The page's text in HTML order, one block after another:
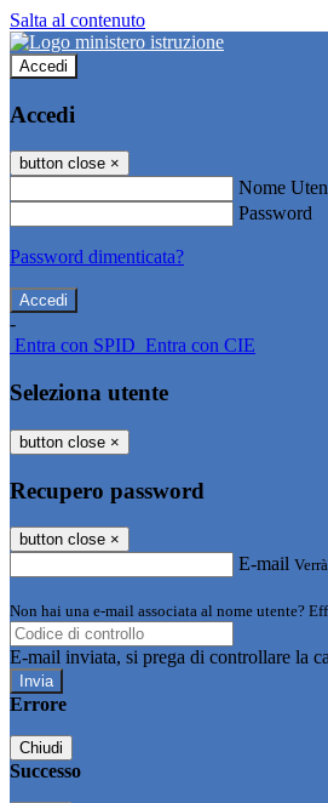
Salta al contenuto
Accedi
Accedi
button close ×
Nome
Password
Password dimenticata?
-
Entra con SPID Entra con CIE
Seleziona utente
button close ×
Recupero password
button close ×
E-mail
Non hai una e-mail associata al nome utente?
E-mail inviata, si prega di controllare la
Errore
Chiudi
Successo